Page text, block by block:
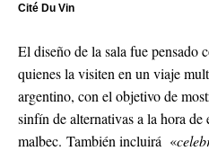
Cité Du Vin
El diseño de la sala fue pensado
quienes la visiten en un viaje
argentino, con el objetivo de
sinfín de alternativas a la hora
malbec. También incluirá «